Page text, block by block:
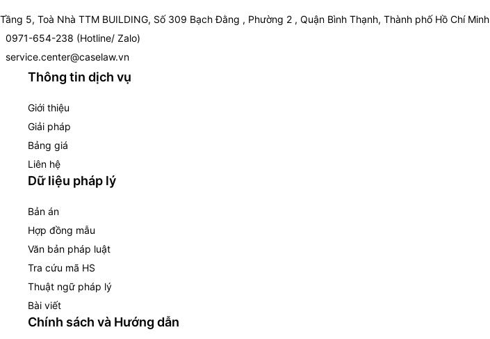
Tầng 5, Toà Nhà TTM BUILDING, Số 309 Bạch Đằng , Phường 2 , Quận Bình Thạnh, Thành phố Hồ Chí Minh
0971-654-238 (Hotline/ Zalo)
service.center@caselaw.vn
Thông tin dịch vụ
Giới thiệu
Giải pháp
Bảng giá
Liên hệ
Dữ liệu pháp lý
Bản án
Hợp đồng mẫu
Văn bản pháp luật
Tra cứu mã HS
Thuật ngữ pháp lý
Bài viết
Chính sách và Hướng dẫn